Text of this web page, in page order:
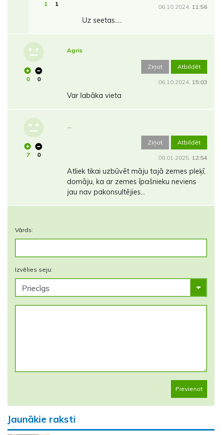
1 1 06.10.2024. 11:56
Uz seetas.....
0 0
Agris
Ziņot Atbildēt
06.10.2024. 15:03
Var labāka vieta
7 0
...
Ziņot Atbildēt
08.01.2025. 12:54
Atliek tikai uzbūvēt māju tajā zemes pleķī,
domāju, ka ar zemes īpašnieku neviens
jau nav pakonsultējies...
Vārds:
Izvēlies seju:
Pievienot
Jaunākie raksti